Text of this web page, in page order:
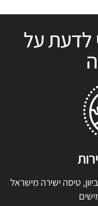
לדעת על
טיסה ישירה מישראל